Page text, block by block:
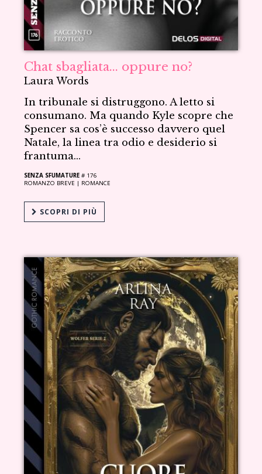
Chat sbagliata... oppure no?
Laura Words
In tribunale si distruggono. A letto si
consumano. Ma quando Kyle scopre che
Spencer sa cos’è successo davvero quel
Natale, la linea tra odio e desiderio si
frantuma...
SENZA SFUMATURE # 176
ROMANZO BREVE | ROMANCE
SCOPRI DI PIÙ